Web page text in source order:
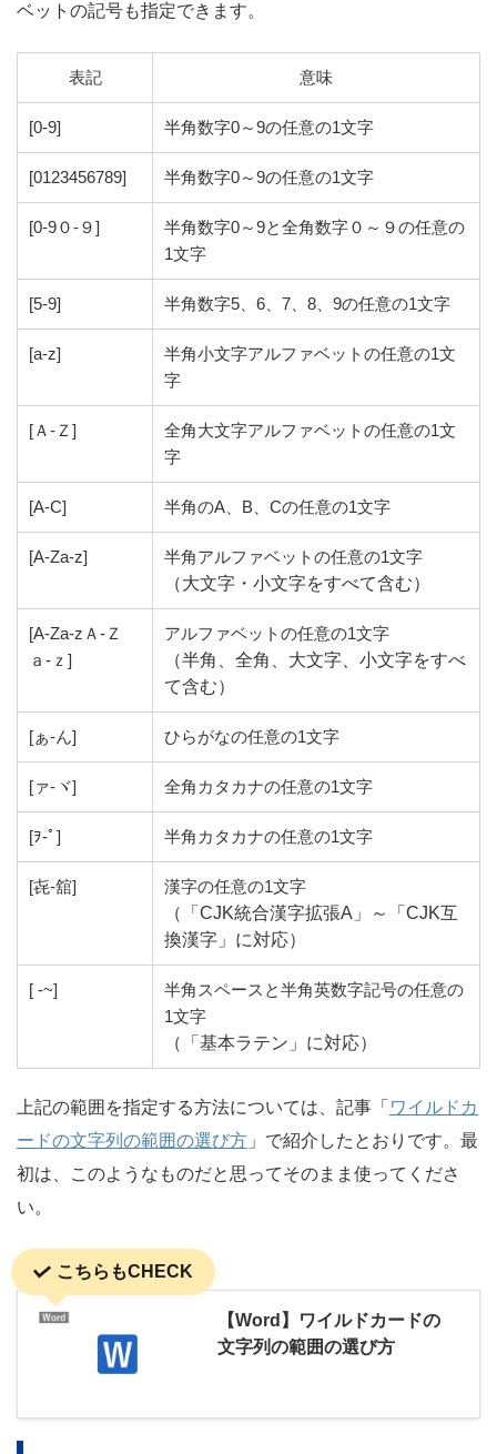
ベットの記号も指定できます。
表記 意味
[0-9] 半角数字0～9の任意の1文字
[0123456789] 半角数字0～9の任意の1文字
[0-9０-９]
半角数字0～9と全角数字０～９の任意の
1文字
[5-9] 半角数字5、6、7、8、9の任意の1文字
[a-z]
半角小文字アルファベットの任意の1文
字
[Ａ-Ｚ]
全角大文字アルファベットの任意の1文
字
[A-C] 半角のA、B、Cの任意の1文字
[A-Za-z]
半角アルファベットの任意の1文字
（大文字・小文字をすべて含む）
[A-Za-zＡ-Ｚ
ａ-ｚ]
アルファベットの任意の1文字
（半角、全角、大文字、小文字をすべ
て含む）
[ぁ-ん] ひらがなの任意の1文字
[ァ-ヾ] 全角カタカナの任意の1文字
[ｦ-ﾟ] 半角カタカナの任意の1文字
[㐂-舘]
漢字の任意の1文字
（「CJK統合漢字拡張A」～「CJK互
換漢字」に対応）
[ -~]
半角スペースと半角英数字記号の任意の
1文字
（「基本ラテン」に対応）
上記の範囲を指定する方法については、記事「 ワイルドカ
ードの文字列の範囲の選び方 」で紹介したとおりです。最
初は、このようなものだと思ってそのまま使ってくださ
い。
こちらもCHECK
【Word】ワイルドカードの
文字列の範囲の選び方